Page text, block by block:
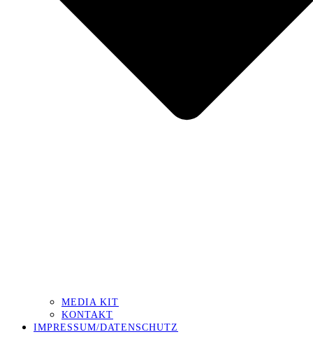
MEDIA KIT
KONTAKT
IMPRESSUM/DATENSCHUTZ